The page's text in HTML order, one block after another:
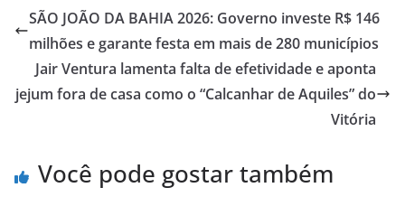
SÃO JOÃO DA BAHIA 2026: Governo investe R$ 146
milhões e garante festa em mais de 280 municípios
Jair Ventura lamenta falta de efetividade e aponta
jejum fora de casa como o “Calcanhar de Aquiles” do
Vitória
Você pode gostar também